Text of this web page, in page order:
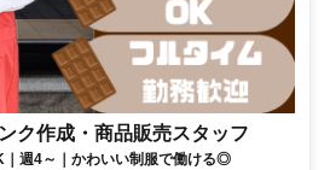
ク作成・商品販売スタッフ
｜週4～｜かわいい制服で働ける◎